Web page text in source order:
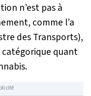
n’est pas à
comme l’a
des Transports),
quant